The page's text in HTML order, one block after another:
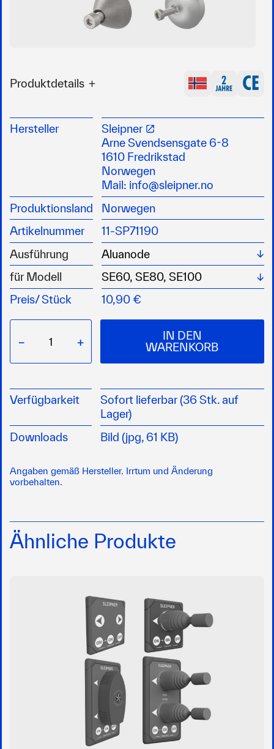
Produktdetails
Passform
Hochwertige Materialien für langlebigen
Einsatz im Wasser
Ideal für Wartung, Reparatur und schnellen
Austausch an Bord
Hersteller
Sleipner
Arne Svendsensgate 6-8
1610 Fredrikstad
Norwegen
Mail: info@sleipner.no
Produktionsland
Norwegen
Artikelnummer
11-SP71190
Ausführung
für Modell
Preis/Stück 10,90 €
− +
IN DEN
WARENKORB
Verfügbarkeit
Sofort lieferbar (36 Stk. auf
Lager)
Downloads
Bild (jpg, 61 KB)
Angaben gemäß Hersteller. Irrtum und Änderung
vorbehalten.
Ähnliche Produkte